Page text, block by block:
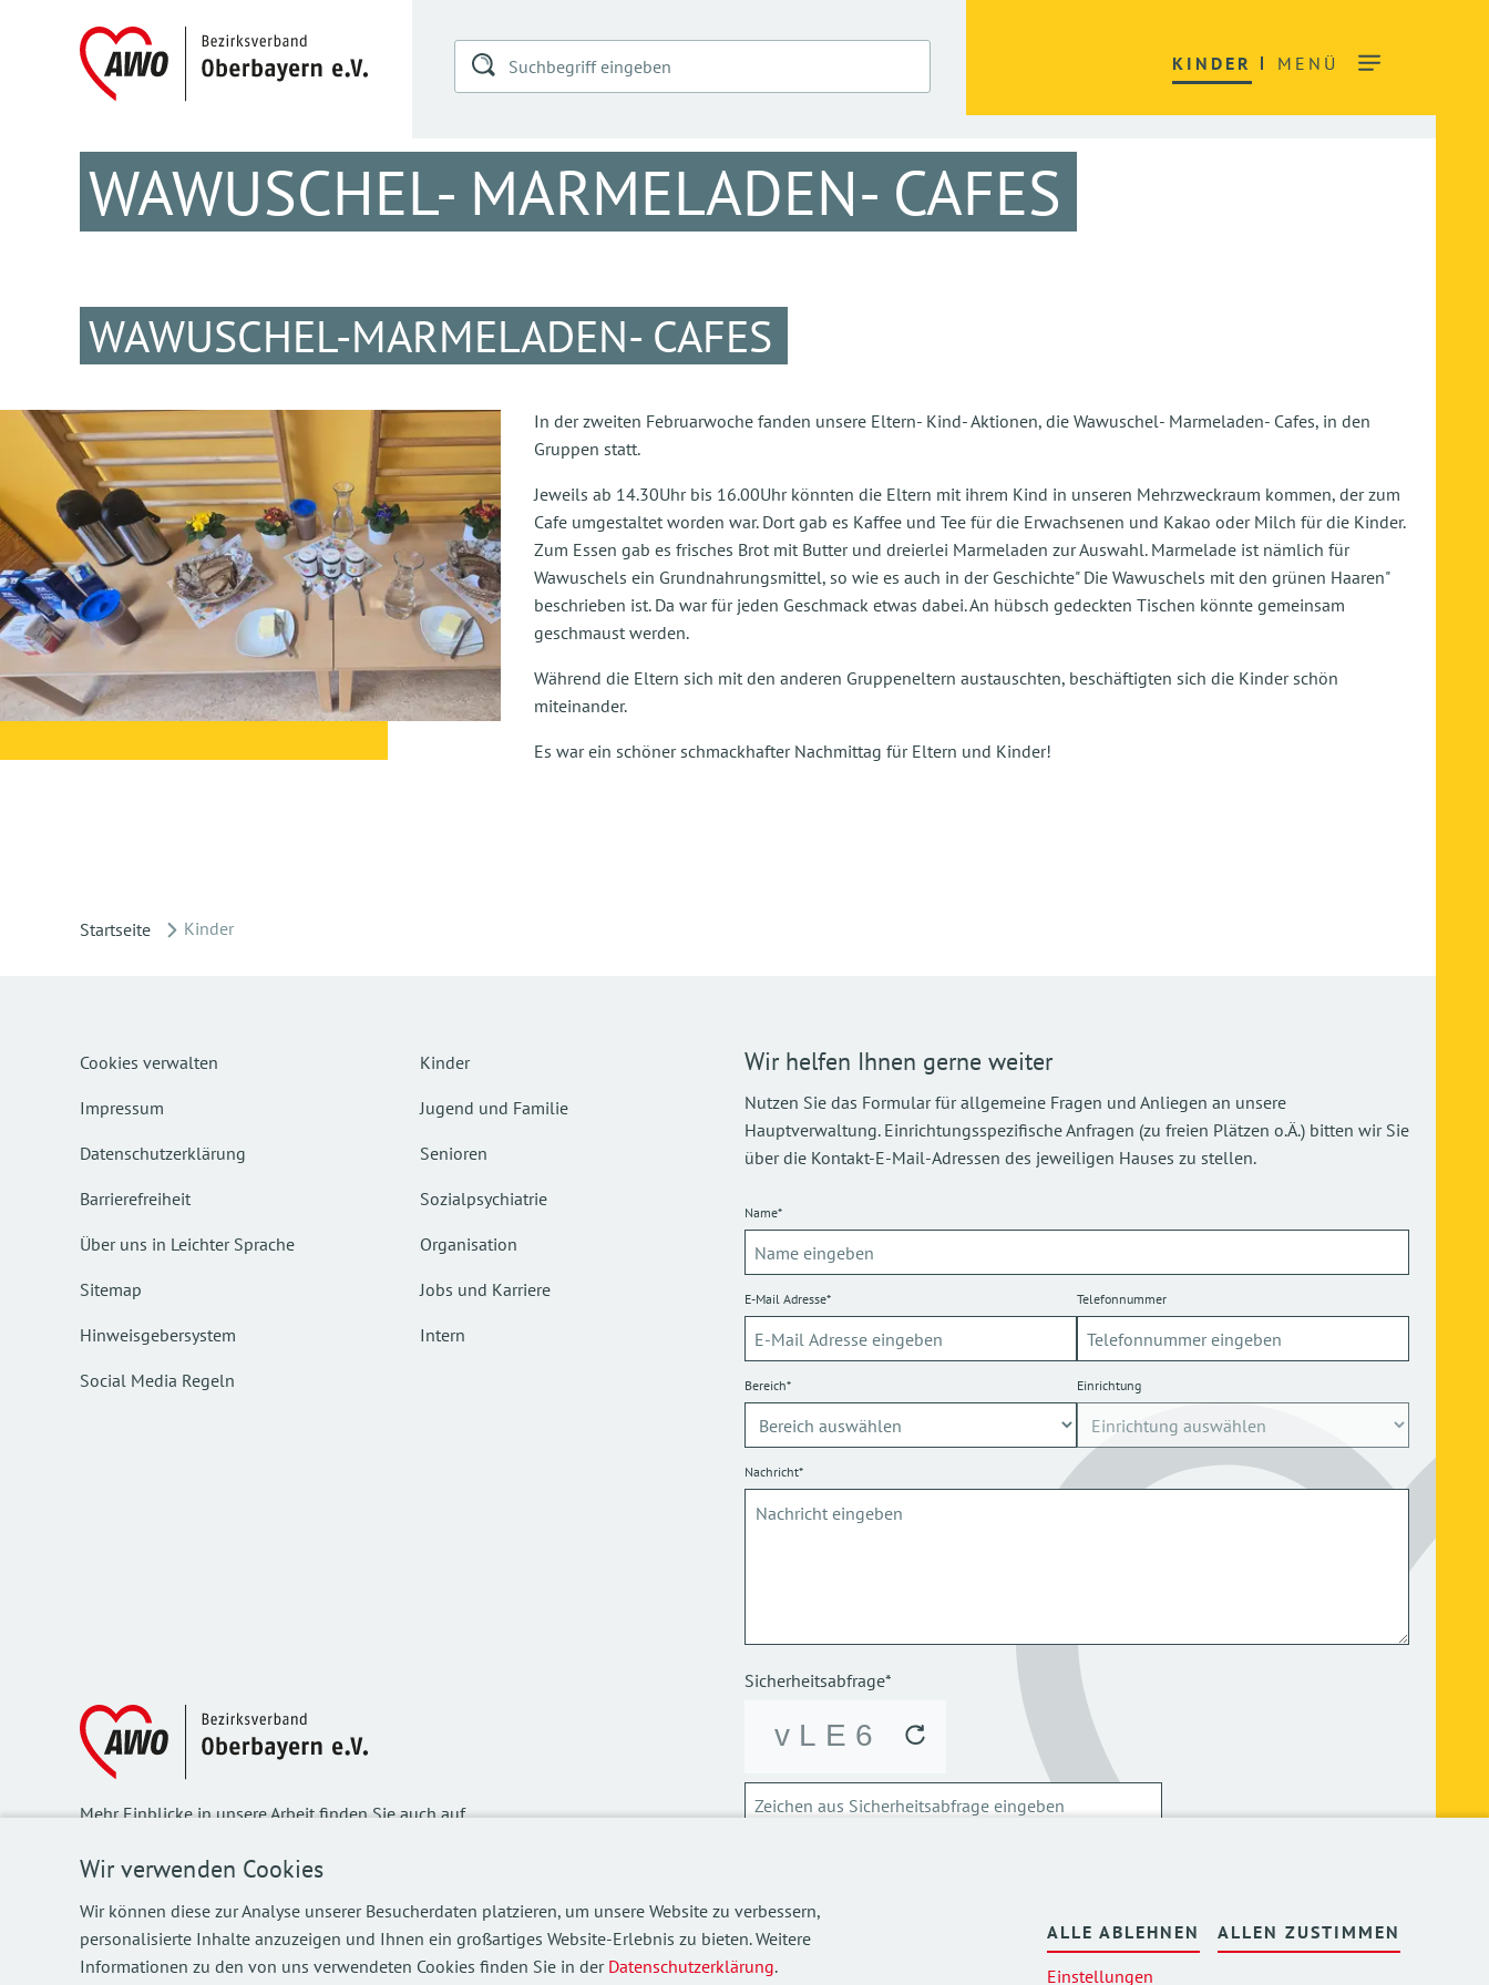
Wir verwenden Cookies
Wir können diese zur Analyse unserer Besucherdaten platzieren, um unsere Website zu verbessern,
personalisierte Inhalte anzuzeigen und Ihnen ein großartiges Website-Erlebnis zu bieten. Weitere
Informationen zu den von uns verwendeten Cookies finden Sie in der Datenschutzerklärung.
ALLE ABLEHNEN
Einstellungen
ALLEN ZUSTIMMEN
KINDER MENÜ
WAWUSCHEL- MARMELADEN- CAFES
WAWUSCHEL-MARMELADEN- CAFES
In der zweiten Februarwoche fanden unsere Eltern- Kind- Aktionen, die Wawuschel- Marmeladen- Cafes, in den
Gruppen statt.
Jeweils ab 14.30Uhr bis 16.00Uhr könnten die Eltern mit ihrem Kind in unseren Mehrzweckraum kommen, der zum
Cafe umgestaltet worden war. Dort gab es Kaffee und Tee für die Erwachsenen und Kakao oder Milch für die Kinder.
Zum Essen gab es frisches Brot mit Butter und dreierlei Marmeladen zur Auswahl. Marmelade ist nämlich für
Wawuschels ein Grundnahrungsmittel, so wie es auch in der Geschichte" Die Wawuschels mit den grünen Haaren"
beschrieben ist. Da war für jeden Geschmack etwas dabei. An hübsch gedeckten Tischen könnte gemeinsam
geschmaust werden.
Während die Eltern sich mit den anderen Gruppeneltern austauschten, beschäftigten sich die Kinder schön
miteinander.
Es war ein schöner schmackhafter Nachmittag für Eltern und Kinder!
Startseite Kinder
Cookies verwalten
Impressum
Datenschutzerklärung
Barrierefreiheit
Über uns in Leichter Sprache
Sitemap
Hinweisgebersystem
Social Media Regeln
Kinder
Jugend und Familie
Senioren
Sozialpsychiatrie
Organisation
Jobs und Karriere
Intern
Mehr Einblicke in unsere Arbeit finden Sie auch auf
©2026AWO Bezirksverband Oberbayern e.V.
Wir helfen Ihnen gerne weiter
Nutzen Sie das Formular für allgemeine Fragen und Anliegen an unsere
Hauptverwaltung. Einrichtungsspezifische Anfragen (zu freien Plätzen o.Ä.) bitten wir Sie
über die Kontakt-E-Mail-Adressen des jeweiligen Hauses zu stellen.
Name*
E-Mail Adresse* Telefonnummer
Bereich* Einrichtung
Nachricht*
Sicherheitsabfrage*
Über die Verarbeitung meiner personenbezogenen Daten kann ich mich
informieren.